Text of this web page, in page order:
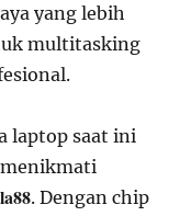
yang lebih
multitasking
laptop saat ini
. Dengan chip